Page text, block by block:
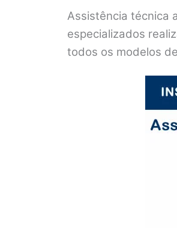
Assistência técnica
especializados
todos os modelos